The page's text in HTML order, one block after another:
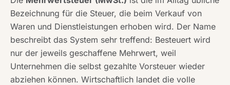
Bezeichnung für die Steuer, die beim Verkauf von
Waren und Dienstleistungen erhoben wird. Der Name
beschreibt das System sehr treffend: Besteuert wird
nur der jeweils geschaffene Mehrwert, weil
Unternehmen die selbst gezahlte Vorsteuer wieder
abziehen können. Wirtschaftlich landet die volle